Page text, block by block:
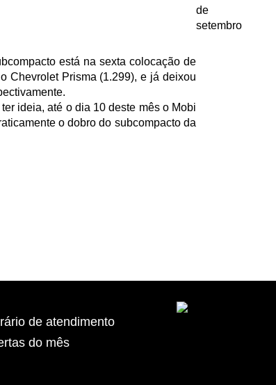
está na sexta colocação de
Chevrolet Prisma (1.299), e já deixou
ideia, até o dia 10 deste mês o Mobi
o dobro do subcompacto da
de atendimento
do mês